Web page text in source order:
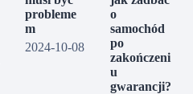
probleme
m
2024-10-08
o
samochód
po
zakończeni
u
gwarancji?